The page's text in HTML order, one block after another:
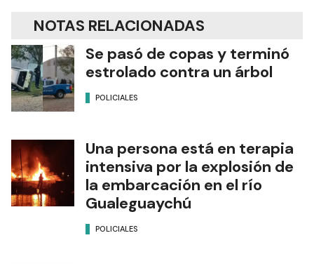
NOTAS RELACIONADAS
Se pasó de copas y terminó
estrolado contra un árbol
POLICIALES
Una persona está en terapia
intensiva por la explosión de
la embarcación en el río
Gualeguaychú
POLICIALES